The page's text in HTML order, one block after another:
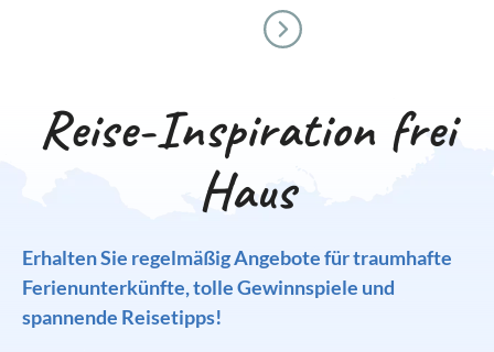
Reise-Inspiration frei
Haus
Erhalten Sie regelmäßig Angebote für traumhafte
Ferienunterkünfte, tolle Gewinnspiele und
spannende Reisetipps!